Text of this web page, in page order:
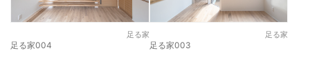
足る家
足る家004
足る家
足る家003